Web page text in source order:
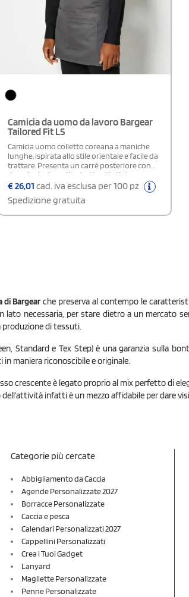
Camicia da uomo da lavoro Bargear
Tailored Fit LS
Camicia uomo colletto coreana a maniche
lunghe, ispirata allo stile orientale e facile da
trattare. Presenta un carré posteriore con
due pieghe invertite, bottoni in tinta e
abbottonatura nascosta, con un solo
bottone visibile. I polsini sono regolabili e
l'orlo è arrotondato per un tocco moderno e
raffinato.Certificazione: OEKO-TEX®
€26,01 cad. iva esclusa per 100 pz
Spedizione gratuita
di Bargear che preserva al contempo le
necessaria, per stare dietro a un mercato
di tessuti.
Standard e Tex Step) è una garanzia sulla
maniera riconoscibile e originale.
crescente è legato proprio al mix perfetto di
infatti è un mezzo affidabile per dare
Categorie più cercate
Abbigliamento da Caccia
Agende Personalizzate 2027
Borracce Personalizzate
Caccia e pesca
Calendari Personalizzati 2027
Cappellini Personalizzati
Crea i Tuoi Gadget
Lanyard
Magliette Personalizzate
Penne Personalizzate